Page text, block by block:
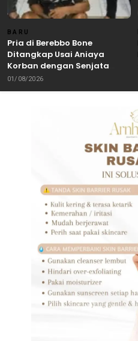
BARU
Pria di Berebbo Bone
Ditangkap Usai Aniaya
Korban dengan Senjata
Tajam
01/08/2026